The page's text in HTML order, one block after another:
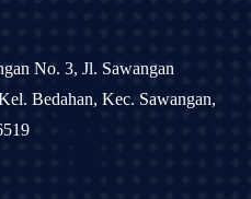
No. 3, Jl. Sawangan
Bedahan, Kec. Sawangan,